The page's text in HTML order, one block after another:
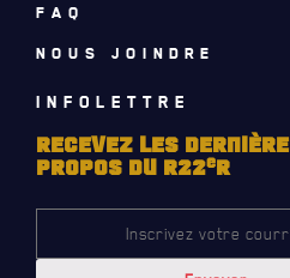
NOUVELLES
AVIS DE DÉCÈS
RECEVEZ NOS DERNIÈRES NOUVELLES À PROPOS DU R22ER
FAQ
NOUS JOINDRE
INFOLETTRE
RECEVEZ LES
PROPOS DU R22eR